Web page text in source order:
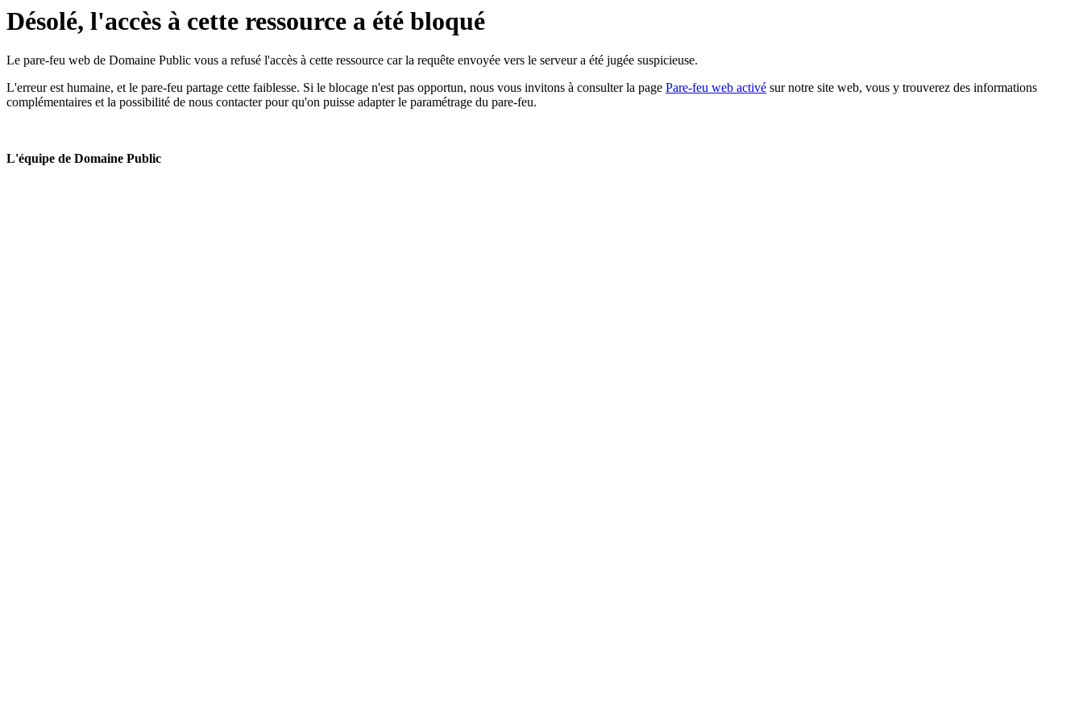
Désolé, l'accès à cette ressource a été bloqué
Le pare-feu web de Domaine Public vous a refusé l'accès à cette ressource car la requête envoyée vers le serveur a été jugée suspicieuse.
L'erreur est humaine, et le pare-feu partage cette faiblesse. Si le blocage n'est pas opportun, nous vous invitons à consulter la page Pare-feu web activé sur notre site web, vous y trouverez des informations
complémentaires et la possibilité de nous contacter pour qu'on puisse adapter le paramétrage du pare-feu.
L'équipe de Domaine Public